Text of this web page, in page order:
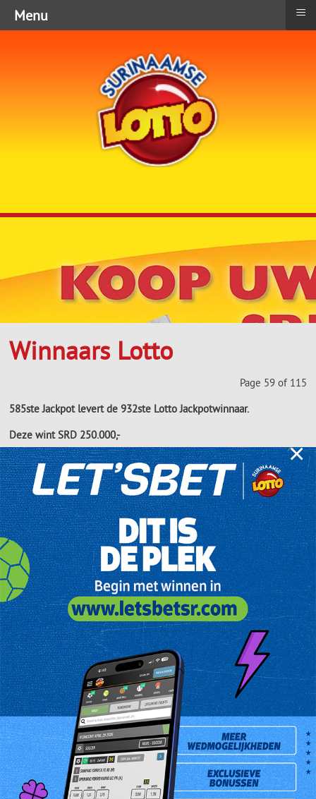
Winnaars Lotto
Page 59 of 115
585ste Jackpot levert de 932ste Lotto Jackpotwinnaar.
Deze wint SRD 250.000,-
De 58 jarige meneer Briedjnaraisingh Gangabisoensingh is de
gelukkige 932ste Jackpotwinnaar van zaterdag 25 mei 2013. Hij is
getrouwd en vader van 2 zonen. Eén van de zonen van de heer
Gangabisoensingh belde naar de Lotto infolijn om de getrokken
nummers te noteren. Hierna controleerde hij het lot van zijn vader
en zag dat alle 6 cijfers hierop voorkwamen. Om er zeker van te
zijn dat zijn vader de jackpot gewonnen had, belde hij gelijk naar
het hoofdkantoor van de Canadian Bank Note Suriname N.V voor
bevestiging. Hierna belde hij zijn vader op en vertelde hem het
uitstekende nieuws. De heer Gangabisoensingh is erg blij met het
gewonnen bedrag en heeft besloten deze op zijn rekening te
storten. Zijn zoon Vyaysing Gangabisoensingh nam de cheque
voor hem in ontvangst.
×
Menu ≡